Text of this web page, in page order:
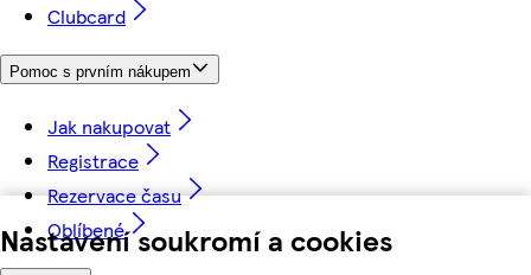
Nastavení soukromí a cookies
Clubcard
Pomoc s prvním nákupem
Jak nakupovat
Registrace
Rezervace času
Oblíbené